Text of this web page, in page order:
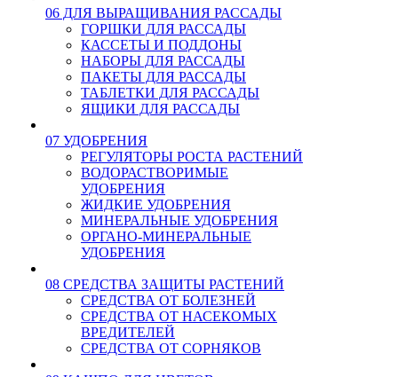
06 ДЛЯ ВЫРАЩИВАНИЯ РАССАДЫ
ГОРШКИ ДЛЯ РАССАДЫ
КАССЕТЫ И ПОДДОНЫ
НАБОРЫ ДЛЯ РАССАДЫ
ПАКЕТЫ ДЛЯ РАССАДЫ
ТАБЛЕТКИ ДЛЯ РАССАДЫ
ЯЩИКИ ДЛЯ РАССАДЫ
07 УДОБРЕНИЯ
РЕГУЛЯТОРЫ РОСТА РАСТЕНИЙ
ВОДОРАСТВОРИМЫЕ
УДОБРЕНИЯ
ЖИДКИЕ УДОБРЕНИЯ
МИНЕРАЛЬНЫЕ УДОБРЕНИЯ
ОРГАНО-МИНЕРАЛЬНЫЕ
УДОБРЕНИЯ
08 СРЕДСТВА ЗАЩИТЫ РАСТЕНИЙ
СРЕДСТВА ОТ БОЛЕЗНЕЙ
СРЕДСТВА ОТ НАСЕКОМЫХ
ВРЕДИТЕЛЕЙ
СРЕДСТВА ОТ СОРНЯКОВ